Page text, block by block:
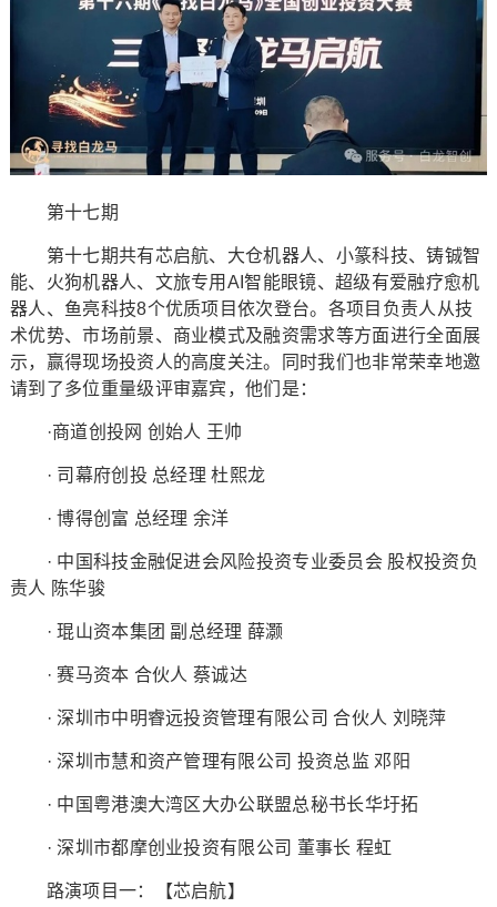
第十七期
第十七期共有芯启航、大仓机器人、小篆科技、铸铖智
能、火狗机器人、文旅专用AI智能眼镜、超级有爱融疗愈机
器人、鱼亮科技8个优质项目依次登台。各项目负责人从技
术优势、市场前景、商业模式及融资需求等方面进行全面展
示，赢得现场投资人的高度关注。同时我们也非常荣幸地邀
请到了多位重量级评审嘉宾，他们是：
·商道创投网 创始人 王帅
· 司幕府创投 总经理 杜熙龙
· 博得创富 总经理 余洋
· 中国科技金融促进会风险投资专业委员会 股权投资负
责人 陈华骏
· 琨山资本集团 副总经理 薛灏
· 赛马资本 合伙人 蔡诚达
· 深圳市中明睿远投资管理有限公司 合伙人 刘晓萍
· 深圳市慧和资产管理有限公司 投资总监 邓阳
· 中国粤港澳大湾区大办公联盟总秘书长华圩拓
· 深圳市都摩创业投资有限公司 董事长 程虹
路演项目一：【芯启航】